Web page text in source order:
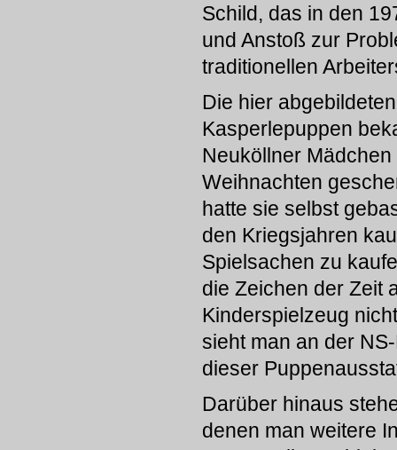
Schild, das in den
und Anstoß zur
traditionellen
Die hier abgebildeten
Kasperlepuppen
Neuköllner
Weihnachten
hatte sie selbst
den Kriegsjahren
Spielsachen zu
die Zeichen der Zeit
Kinderspielzeug
sieht man an der
dieser
Darüber hinaus
denen man weitere